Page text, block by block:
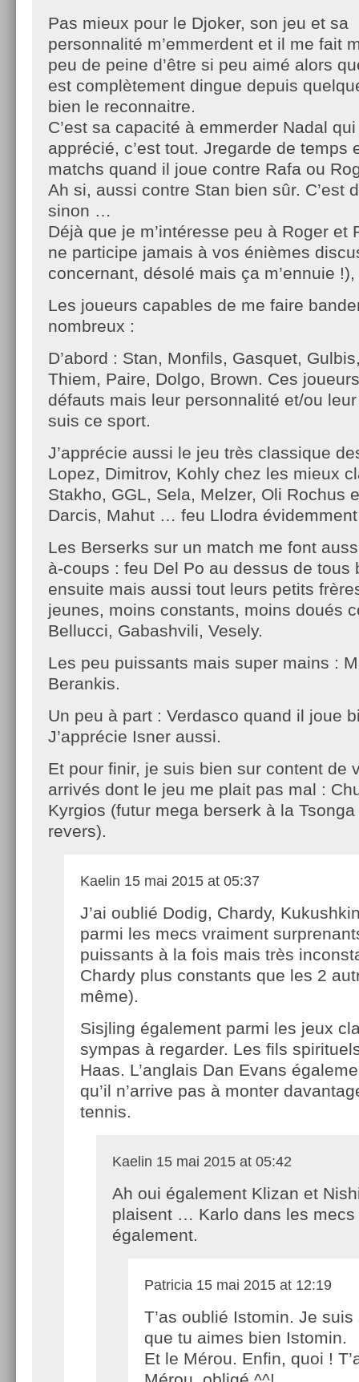
Pas mieux pour le Djoker, son jeu et sa
personnalité m’emmerdent et il me fait
peu de peine d’être si peu aimé alors
est complètement dingue depuis
bien le reconnaitre.
C’est sa capacité à emmerder Nadal
apprécié, c’est tout. Jregarde de temps
matchs quand il joue contre Rafa ou
Ah si, aussi contre Stan bien sûr. C’est
sinon …
Déjà que je m’intéresse peu à Roger et
ne participe jamais à vos énièmes
concernant, désolé mais ça m’ennuie
Les joueurs capables de me faire
nombreux :
D’abord : Stan, Monfils, Gasquet,
Thiem, Paire, Dolgo, Brown. Ces
défauts mais leur personnalité et/ou
suis ce sport.
J’apprécie aussi le jeu très classique
Lopez, Dimitrov, Kohly chez les mieux
Stakho, GGL, Sela, Melzer, Oli Rochus
Darcis, Mahut … feu Llodra
Les Berserks sur un match me font
à-coups : feu Del Po au dessus de tous
ensuite mais aussi tout leurs petits
jeunes, moins constants, moins doués
Bellucci, Gabashvili, Vesely.
Les peu puissants mais super mains :
Berankis.
Un peu à part : Verdasco quand il joue
J’apprécie Isner aussi.
Et pour finir, je suis bien sur content de
arrivés dont le jeu me plait pas mal :
Kyrgios (futur mega berserk à la
revers).
Kaelin 15 mai 2015 at 05:37
J’ai oublié Dodig, Chardy,
parmi les mecs vraiment
puissants à la fois mais très
Chardy plus constants que les 2
même).
Sisjling également parmi les jeux
sympas à regarder. Les fils
Haas. L’anglais Dan Evans
qu’il n’arrive pas à monter
tennis.
Kaelin 15 mai 2015 at 05:42
Ah oui également Klizan et
plaisent … Karlo dans les mecs
également.
Patricia 15 mai 2015 at 12:19
T’as oublié Istomin. Je suis
que tu aimes bien Istomin.
Et le Mérou. Enfin, quoi !